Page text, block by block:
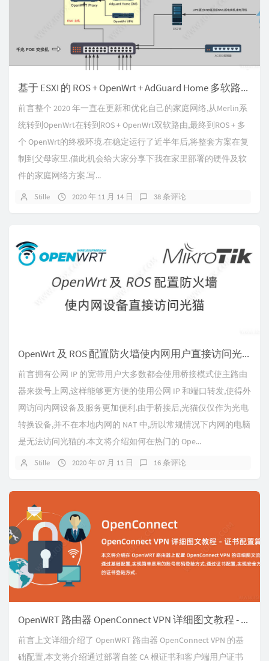
基于 ESXI 的 ROS + OpenWrt + AdGuard Home 多软路由家庭组网方案
前言整个 2020 年一直在更新和优化自己的家庭网络,从Merlin系
统转到OpenWrt在转到ROS + OpenWrt双软路由,最终到ROS + 多
个 OpenWrt的终极环境.在稳定运行了近半年后,将整套方案在复
制到父母家里.借此机会给大家分享下我在家里部署的硬件及软
件的家庭网络方案.写...
Stille 2020 年 11 月 14 日 38 条评论
OpenWrt 及 ROS 配置防火墙使内网用户直接访问光猫
前言拥有公网 IP 的宽带用户大多数都会使用桥接模式使主路由
器来拨号上网,这样能够更方便的使用公网 IP 和端口转发,使得外
网访问内网设备及服务更加便利.由于桥接后,光猫仅仅作为光电
转换设备,并不在本地内网的 NAT 中,所以常规情况下内网的电脑
是无法访问光猫的.本文将介绍如何在热门的 Ope...
Stille 2020 年 07 月 11 日 16 条评论
OpenWRT 路由器 OpenConnect VPN 详细图文教程 - 证书配置篇
前言上文详细介绍了 OpenWRT 路由器 OpenConnect VPN 的基
础配置,本文将介绍通过部署自签 CA 根证书和客户端用户证书